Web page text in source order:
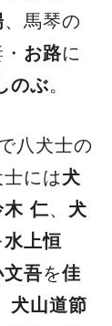
、馬琴の
お路に
のぶ。
八犬士の
には犬
木 仁、 犬
水上恒
文吾を佳
犬山道節